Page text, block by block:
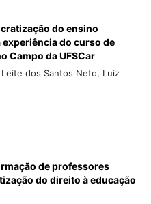
do ensino
do curso de
Campo da UFSCar
dos Santos Neto, Luiz
de professores
do direito à educação